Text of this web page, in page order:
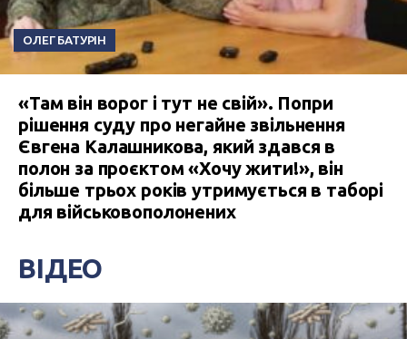
ОЛЕГ БАТУРІН
«Там він ворог і тут не свій». Попри
рішення суду про негайне звільнення
Євгена Калашникова, який здався в
полон за проєктом «Хочу жити!», він
більше трьох років утримується в таборі
для військовополонених
ВІДЕО